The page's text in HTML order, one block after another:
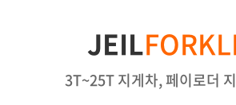
JEIL
3T~25T 지게차, 페이로더